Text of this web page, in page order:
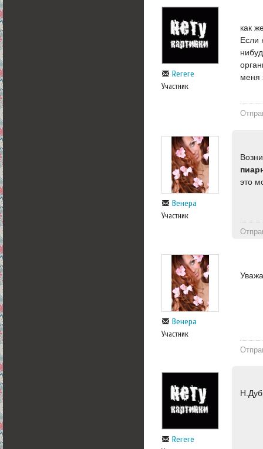
Rerere
Участник
как
Если
меня
Венера
Участник
это
Венера
Участник
Rerere